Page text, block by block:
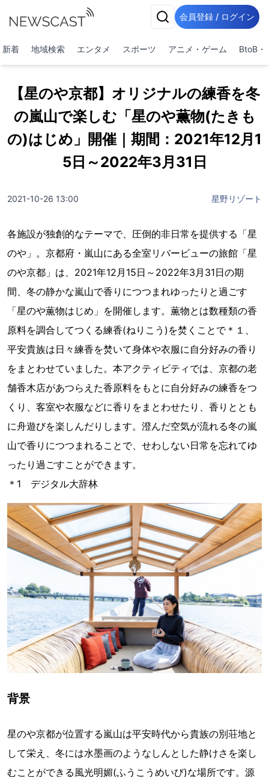
会員登録 / ログイン
新着 地域検索 エンタメ スポーツ アニメ・ゲーム BtoB・
【星のや京都】オリジナルの練香を冬
の嵐山で楽しむ「星のや薫物(たきも
の)はじめ」開催｜期間：2021年12月1
5日～2022年3月31日
2021-10-26 13:00 星野リゾート
各施設が独創的なテーマで、圧倒的非日常を提供する「星
のや」。京都府・嵐山にある全室リバービューの旅館「星
のや京都」は、2021年12月15日～2022年3月31日の期
間、冬の静かな嵐山で香りにつつまれゆったりと過ごす
「星のや薫物はじめ」を開催します。薫物とは数種類の香
原料を調合してつくる練香(ねりこう)を焚くことで＊１、
平安貴族は日々練香を焚いて身体や衣服に自分好みの香り
をまとわせていました。本アクティビティでは、京都の老
舗香木店があつらえた香原料をもとに自分好みの練香をつ
くり、客室や衣服などに香りをまとわせたり、香りととも
に舟遊びを楽しんだりします。澄んだ空気が流れる冬の嵐
山で香りにつつまれることで、せわしない日常を忘れてゆ
ったり過ごすことができます。
＊1 デジタル大辞林
背景
星のや京都が位置する嵐山は平安時代から貴族の別荘地と
して栄え、冬には水墨画のようなしんとした静けさを楽し
むことができる風光明媚(ふうこうめいび)な場所です。源